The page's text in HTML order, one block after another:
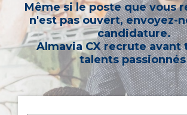
Même si le poste que vous
n'est pas ouvert, envoyez-
candidature.
Almavia CX recrute avant
talents